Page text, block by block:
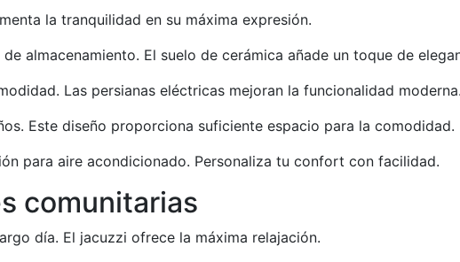
la tranquilidad en su máxima expresión.
almacenamiento. El suelo de cerámica añade un toque de
Las persianas eléctricas mejoran la funcionalidad
Este diseño proporciona suficiente espacio para la comodidad.
para aire acondicionado. Personaliza tu confort con facilidad.
comunitarias
día. El jacuzzi ofrece la máxima relajación.